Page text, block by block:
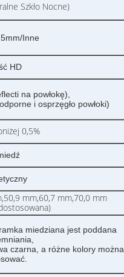
Szkło Nocne)
Inne
HD
na powłokę),
i osprzęgło powłoki)
0,5%
mm,60,7 mm,70,0 mm
miedziana jest poddana
czarna, a różne kolory można